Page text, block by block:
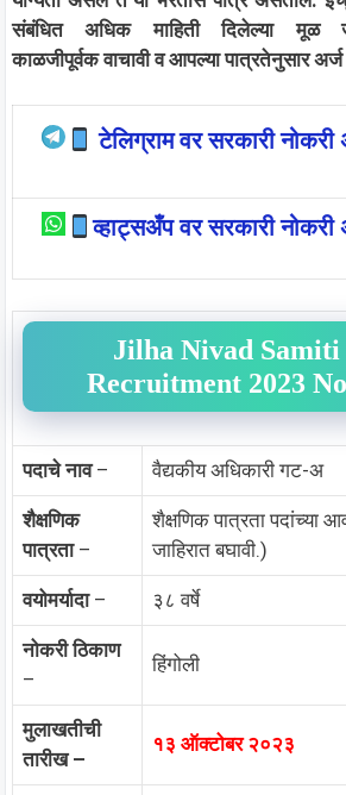
संबंधित अधिक माहिती दिलेल्या मूळ
काळजीपूर्वक वाचावी व आपल्या पात्रतेनुसार अर्ज
टेलिग्राम वर सरकारी
व्हाट्सअँप वर सरकारी
Jilha Nivad
Recruitment 2023
पदाचे नाव– वैद्यकीय अधिकारी गट-अ
शैक्षणिक
पात्रता–
शैक्षणिक पात्रता
जाहिरात बघावी.)
वयोमर्यादा– ३८ वर्षे
नोकरी ठिकाण
–
हिंगोली
मुलाखतीची
तारीख –
१३ ऑक्टोबर २०२३